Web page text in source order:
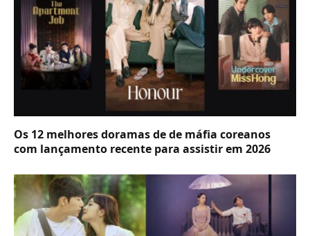
Os 12 melhores doramas de de máfia coreanos
com lançamento recente para assistir em 2026